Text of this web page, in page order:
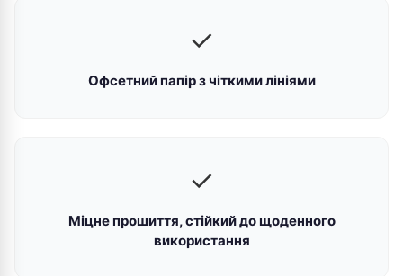
✓
Офсетний папір з чіткими лініями
✓
Міцне прошиття, стійкий до щоденного
використання